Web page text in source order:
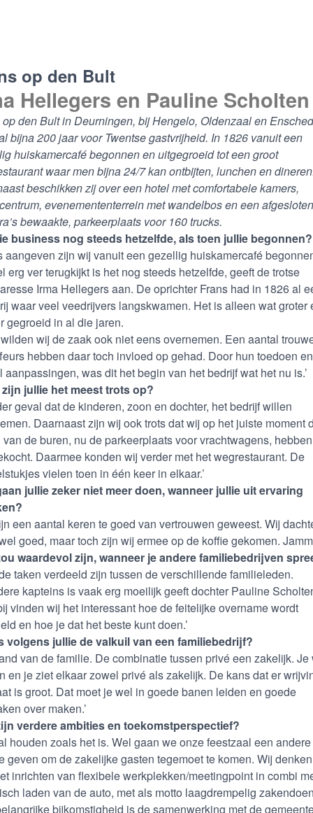
op den Bult
Hellegers en Pauline Scholten
op den Bult in Deurningen, bij Hengelo, Oldenzaal en
bijna 200 jaar voor Twentse gastvrijheid. In 1826 vanuit een
huiskamercafé begonnen en uitgegroeid tot een groot
waar men bijna 24/7 kan ontbijten, lunchen en
beschikken zij over een hotel met comfortabele kamers,
evenemententerrein met wandelbos en een
bewaakte, parkeerplaats voor 160 trucks.
business nog steeds hetzelfde, als toen jullie begonnen?
aangeven zijn wij vanuit een gezellig huiskamercafé
erg ver terugkijkt is het nog steeds hetzelfde, geeft de trotse
Irma Hellegers aan. De oprichter Frans had in 1826 al
waar veel veedrijvers langskwamen. Het is alleen wat groter
gegroeid in al die jaren.
wij de zaak ook niet eens overnemen. Een aantal
hebben daar toch invloed op gehad. Door hun toedoen
aanpassingen, was dit het begin van het bedrijf wat het nu is.’
zijn jullie het meest trots op?
geval dat de kinderen, zoon en dochter, het bedrijf willen
Daarnaast zijn wij ook trots dat wij op het juiste moment
van de buren, nu de parkeerplaats voor vrachtwagens, hebben
Daarmee konden wij verder met het wegrestaurant. De
vielen toen in één keer in elkaar.’
jullie zeker niet meer doen, wanneer jullie uit ervaring
een aantal keren te goed van vertrouwen geweest. Wij
goed, maar toch zijn wij ermee op de koffie gekomen.
waardevol zijn, wanneer je andere familiebedrijven
taken verdeeld zijn tussen de verschillende familieleden.
kapteins is vaak erg moeilijk geeft dochter Pauline
vinden wij het interessant hoe de feitelijke overname wordt
en hoe je dat het beste kunt doen.’
volgens jullie de valkuil van een familiebedrijf?
van de familie. De combinatie tussen privé een zakelijk. Je
en je ziet elkaar zowel privé als zakelijk. De kans dat er
is groot. Dat moet je wel in goede banen leiden en goede
over maken.’
verdere ambities en toekomstperspectief?
houden zoals het is. Wel gaan we onze feestzaal een andere
geven om de zakelijke gasten tegemoet te komen. Wij
inrichten van flexibele werkplekken/meetingpoint in combi
laden van de auto, met als motto laagdrempelig
bijkomstigheid is de samenwerking met de